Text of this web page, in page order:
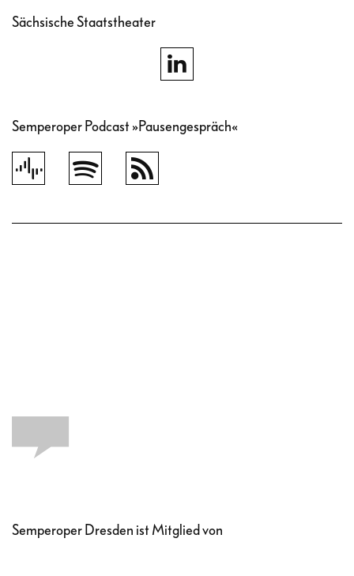
Sächsische Staatstheater
Semperoper Podcast »Pausengespräch«
Semperoper Dresden ist Mitglied von